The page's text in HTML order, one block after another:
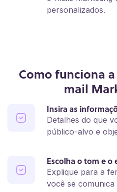
personalizados.
Como funciona
mail
Insira as
Detalhes do que
público-alvo e
Escolha o tom e o
Explique para a
você se